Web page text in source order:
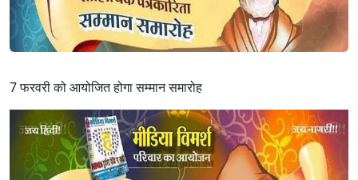
7 फरवरी को आयोजित होगा सम्मान समारोह